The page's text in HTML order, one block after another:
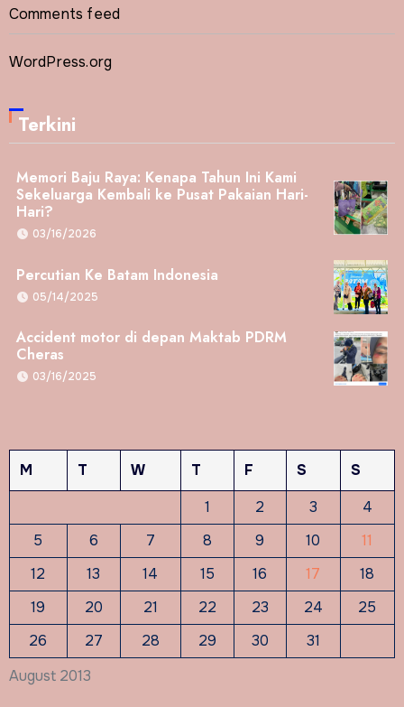
Comments feed
WordPress.org
Terkini
Memori Baju Raya: Kenapa Tahun Ini Kami
Sekeluarga Kembali ke Pusat Pakaian Hari-
Hari?
03/16/2026
Percutian Ke Batam Indonesia
05/14/2025
Accident motor di depan Maktab PDRM
Cheras
03/16/2025
August 2013
M T W T F S
S
1
2 3
4
5
6 7 8 9 10
11
12
13 14 15 16 17
18
19
20 21 22 23 24
25
26
27 28 29 30 31